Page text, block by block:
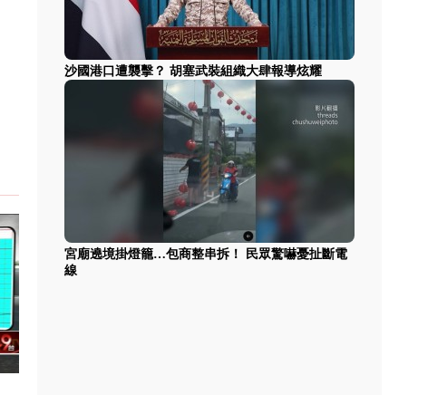
沙國港口遭襲擊？ 胡塞武裝組織大肆報導炫耀
宮廟遶境掛燈籠…包商整串拆！ 民眾驚嚇憂扯斷電
線